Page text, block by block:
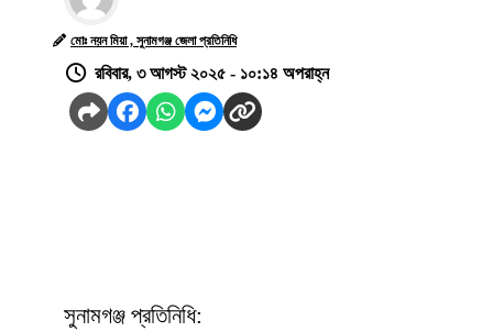
মোঃ নয়ন মিয়া , সুনামগঞ্জ জেলা প্রতিনিধি
রবিবার, ৩ আগস্ট ২০২৫ - ১০:১৪ অপরাহ্ন
সুনামগঞ্জ প্রতিনিধি: